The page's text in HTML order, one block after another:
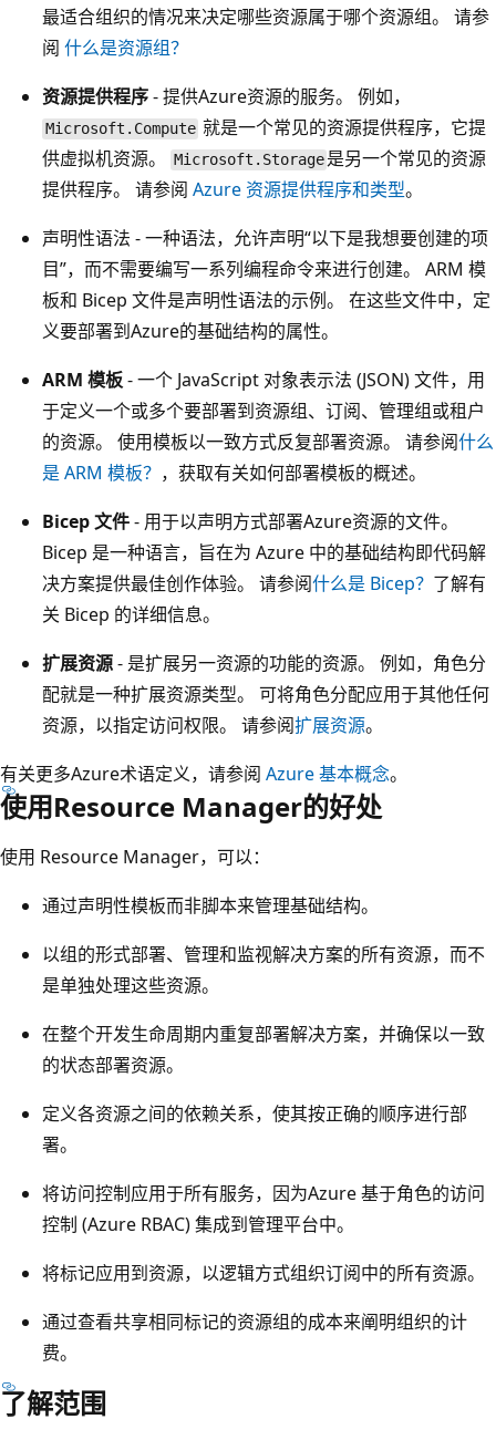
最适合组织的情况来决定哪些资源属于哪个资源组。 请参
阅 什么是资源组？
资源提供程序- 提供Azure资源的服务。 例如，
Microsoft.Compute 就是一个常见的资源提供程序，它提
供虚拟机资源。
Microsoft.Storage 是另一个常见的资源
提供程序。 请参阅 Azure 资源提供程序和类型。
声明性语法 - 一种语法，允许声明“以下是我想要创建的项
目”，而不需要编写一系列编程命令来进行创建。 ARM 模
板和 Bicep 文件是声明性语法的示例。 在这些文件中，定
义要部署到Azure的基础结构的属性。
ARM 模板- 一个 JavaScript 对象表示法 (JSON) 文件，用
于定义一个或多个要部署到资源组、订阅、管理组或租户
的资源。 使用模板以一致方式反复部署资源。 请参阅什么
是 ARM 模板？ ，获取有关如何部署模板的概述。
Bicep 文件- 用于以声明方式部署Azure资源的文件。
Bicep 是一种语言，旨在为 Azure 中的基础结构即代码解
决方案提供最佳创作体验。 请参阅什么是 Bicep？ 了解有
关 Bicep 的详细信息。
扩展资源- 是扩展另一资源的功能的资源。 例如，角色分
配就是一种扩展资源类型。 可将角色分配应用于其他任何
资源，以指定访问权限。 请参阅扩展资源。
有关更多Azure术语定义，请参阅 Azure 基本概念。
使用Resource Manager的好处
使用 Resource Manager，可以：
通过声明性模板而非脚本来管理基础结构。
以组的形式部署、管理和监视解决方案的所有资源，而不
是单独处理这些资源。
在整个开发生命周期内重复部署解决方案，并确保以一致
的状态部署资源。
定义各资源之间的依赖关系，使其按正确的顺序进行部
署。
将访问控制应用于所有服务，因为Azure 基于角色的访问
控制 (Azure RBAC) 集成到管理平台中。
将标记应用到资源，以逻辑方式组织订阅中的所有资源。
通过查看共享相同标记的资源组的成本来阐明组织的计
费。
了解范围